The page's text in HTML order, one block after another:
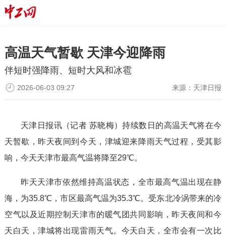
高温天气暂歇 天津今迎降雨
伴短时强降雨、短时大风和冰雹
来源： 天津日报
2026-06-03 09:27
天津日报讯（记者 苏晓梅）持续数日的高温天气将在今
天暂歇，昨天夜间到今天，津城迎来降雨天气过程，受其影
响，今天天津市最高气温将降至29℃。
昨天天津市依然维持高温状态，全市最高气温出现在静
海，为35.8℃，市区最高气温为35.3℃。受东北冷涡带来的冷
空气以及近期控制天津市的暖气团共同影响，昨天夜间和今
天白天，津城将出现雷雨天气。今天白天，全市会有一次比